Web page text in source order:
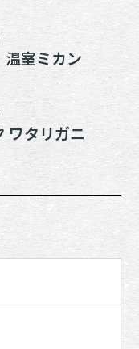
室ミカン
ワタリガニ